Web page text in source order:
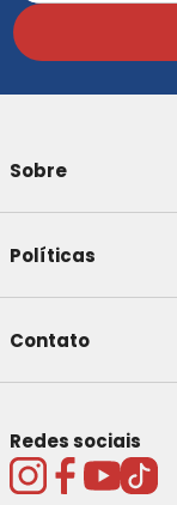
Sobre
Políticas
Contato
Redes sociais